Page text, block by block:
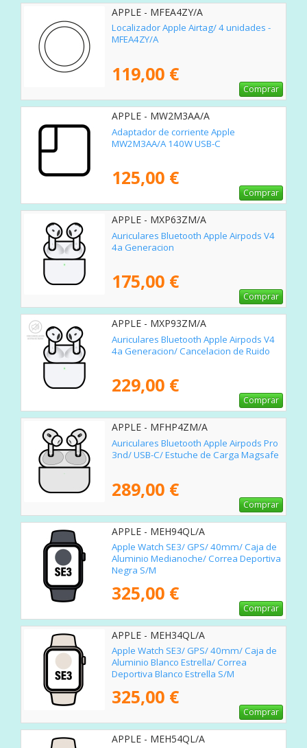
APPLE - MFEA4ZY/A
Localizador Apple Airtag/ 4 unidades -
MFEA4ZY/A
119,00 €
Comprar
APPLE - MW2M3AA/A
Adaptador de corriente Apple
MW2M3AA/A 140W USB-C
125,00 €
Comprar
APPLE - MXP63ZM/A
Auriculares Bluetooth Apple Airpods V4
4a Generacion
175,00 €
Comprar
APPLE - MXP93ZM/A
Auriculares Bluetooth Apple Airpods V4
4a Generacion/ Cancelacion de Ruido
229,00 €
Comprar
APPLE - MFHP4ZM/A
Auriculares Bluetooth Apple Airpods Pro
3nd/ USB-C/ Estuche de Carga Magsafe
289,00 €
Comprar
APPLE - MEH94QL/A
Apple Watch SE3/ GPS/ 40mm/ Caja de
Aluminio Medianoche/ Correa Deportiva
Negra S/M
325,00 €
Comprar
APPLE - MEH34QL/A
Apple Watch SE3/ GPS/ 40mm/ Caja de
Aluminio Blanco Estrella/ Correa
Deportiva Blanco Estrella S/M
325,00 €
Comprar
APPLE - MEH54QL/A